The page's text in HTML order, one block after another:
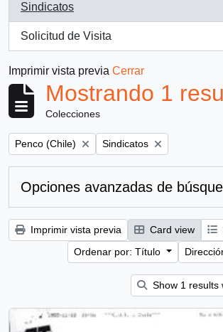
Sindicatos
, 1 resultados
Solicitud de Visita
, 1 resultados
Imprimir vista previa Cerrar
Mostrando 1
Colecciones
Remove filter:
Penco (Chile) Remove filter:
Sindicatos
Opciones avanzadas de
Imprimir vista previa Card view
Ordenar por: Título
Show 1 results